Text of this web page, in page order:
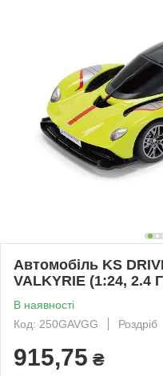
Автомобіль KS
VALKYRIE (1:24, 2.4
В наявності
Код: 250GAVGG
Роздріб
915,75 ₴